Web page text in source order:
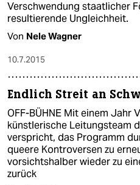
Verschwendung staatlicher
resultierende Ungleichheit.
Von Nele Wagner
10.7.2015
Endlich Streit an
OFF-BÜHNE Mit einem Jahr
künstlerische Leitungsteam
verspricht, das Programm
queere Kontroversen zu
vorsichtshalber wieder zu
zurück